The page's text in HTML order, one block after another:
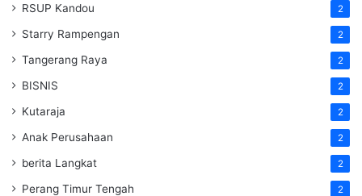
RSUP Kandou 2
Starry Rampengan 2
Tangerang Raya 2
BISNIS 2
Kutaraja 2
Anak Perusahaan 2
berita Langkat 2
Perang Timur Tengah 2